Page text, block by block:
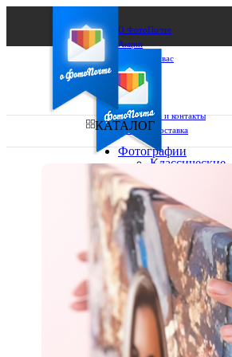
О ФотоПочте
Акции
Сделаем за вас
Бизнесу
FAQ
Франшиза
Поддержка и контакты
Оплата и доставка
Ваш город:
Ваш регион доставки
Выберите из списка:
КАТАЛОГ
Фотографии
Классические
10х15
13х18
15х15
15х20
20х20
20х30
30х30
30х40
А4
Фото